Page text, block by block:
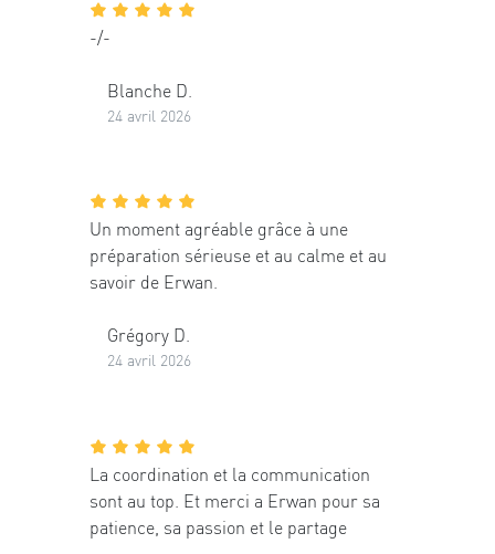
-/-
Blanche D.
24 avril 2026
Un moment agréable grâce à une
préparation sérieuse et au calme et au
savoir de Erwan.
Grégory D.
24 avril 2026
La coordination et la communication
sont au top. Et merci a Erwan pour sa
patience, sa passion et le partage